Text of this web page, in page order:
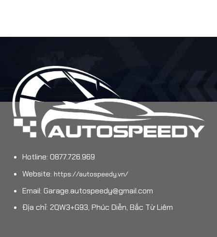
Hotline: 0877.726.969
Website: https://autospeedy.vn/
Email: Garage.autospeedy@gmail.com
Địa chỉ: 2QW3+G93, Phúc Diễn, Bắc Từ Liêm